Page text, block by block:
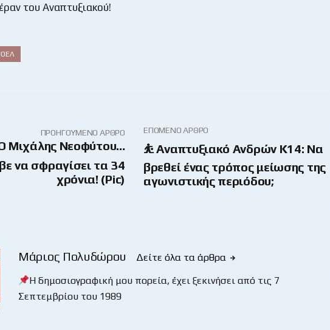
του Αναπτυξιακού!
ΠΡΟΗΓΟΎΜΕΝΟ ΆΡΘΡΟ
Μιχάλης Νεοφύτου…
να σφραγίσει τα 34
χρόνια! (Pic)
ΕΠΌΜΕΝΟ ΆΡΘΡΟ
⛹ Αναπτυξιακό Ανδρών Κ14: Να
βρεθεί ένας τρόπος μείωσης της
αγωνιστικής περιόδου;
Μάριος Πολυδώρου
Δείτε όλα τα άρθρα
Η δημοσιογραφική μου πορεία, έχει ξεκινήσει από τις 7
Σεπτεμβρίου του 1989